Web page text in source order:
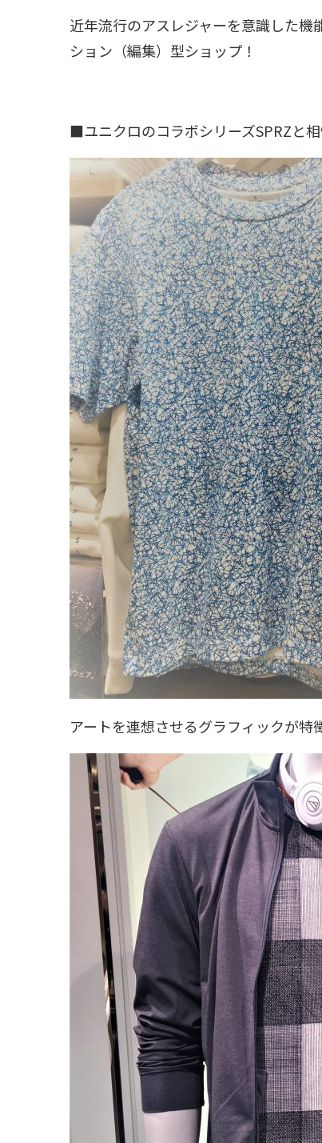
近年流行のアスレジャーを意識した
ション（編集）型ショップ！
■ユニクロのコラボシリーズSPRZと相
アートを連想させるグラフィックが特